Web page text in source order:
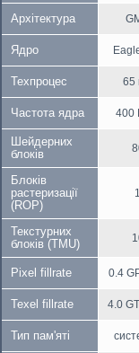
Архітектура
Ядро
Техпроцес 65
Частота ядра 400
Шейдерних
блоків
Блоків
растеризації
(ROP)
1
Текстурних
блоків (TMU)
Pixel fillrate 0.4
Texel fillrate 4.0
Тип пам'яті